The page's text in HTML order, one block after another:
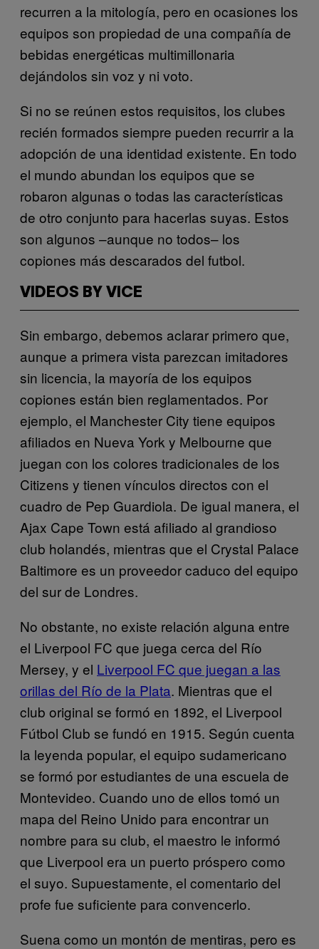
recurren a la mitología, pero en ocasiones los
equipos son propiedad de una compañía de
bebidas energéticas multimillonaria
dejándolos sin voz y ni voto.
Si no se reúnen estos requisitos, los clubes
recién formados siempre pueden recurrir a la
adopción de una identidad existente. En todo
el mundo abundan los equipos que se
robaron algunas o todas las características
de otro conjunto para hacerlas suyas. Estos
son algunos –aunque no todos– los
copiones más descarados del futbol.
VIDEOS BY VICE
Sin embargo, debemos aclarar primero que,
aunque a primera vista parezcan imitadores
sin licencia, la mayoría de los equipos
copiones están bien reglamentados. Por
ejemplo, el Manchester City tiene equipos
afiliados en Nueva York y Melbourne que
juegan con los colores tradicionales de los
Citizens y tienen vínculos directos con el
cuadro de Pep Guardiola. De igual manera, el
Ajax Cape Town está afiliado al grandioso
club holandés, mientras que el Crystal Palace
Baltimore es un proveedor caduco del equipo
del sur de Londres.
No obstante, no existe relación alguna entre
el Liverpool FC que juega cerca del Río
Mersey, y el Liverpool FC que juegan a las
orillas del Río de la Plata. Mientras que el
club original se formó en 1892, el Liverpool
Fútbol Club se fundó en 1915. Según cuenta
la leyenda popular, el equipo sudamericano
se formó por estudiantes de una escuela de
Montevideo. Cuando uno de ellos tomó un
mapa del Reino Unido para encontrar un
nombre para su club, el maestro le informó
que Liverpool era un puerto próspero como
el suyo. Supuestamente, el comentario del
profe fue suficiente para convencerlo.
Suena como un montón de mentiras, pero es